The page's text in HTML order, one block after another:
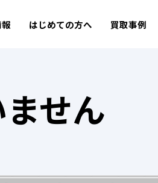
はじめての方へ 買取事例
せん